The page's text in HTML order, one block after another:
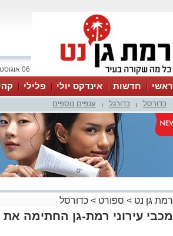
06 אוגוסט 2026 / 23:17
ראשי חדשות אינדקס יולי פלילי
ווטסאפ
כדורסל כדורגל ענפים נוספים
רמת גן נט > ספורט > כדורסל
מכבי עירוני רמת-גן החתימה את